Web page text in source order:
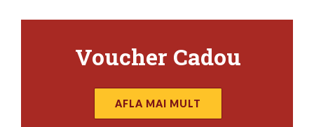
Voucher Cadou
AFLA MAI MULT